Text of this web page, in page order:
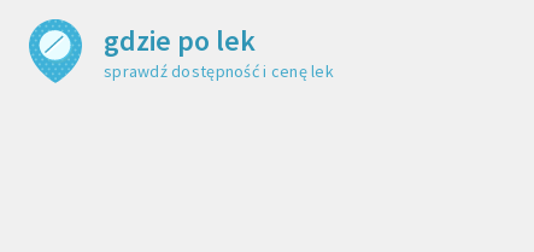
sprawdź dostępność i cenę leku
gdzie po lek